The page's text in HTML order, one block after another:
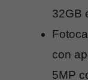
32GB
con
5MP